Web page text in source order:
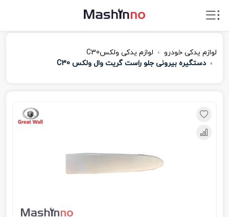
لوازم یدکی خودرو
لوازم یدکی ولکسC30
دستگیره بیرونی جلو راست گریت وال ولکس C30